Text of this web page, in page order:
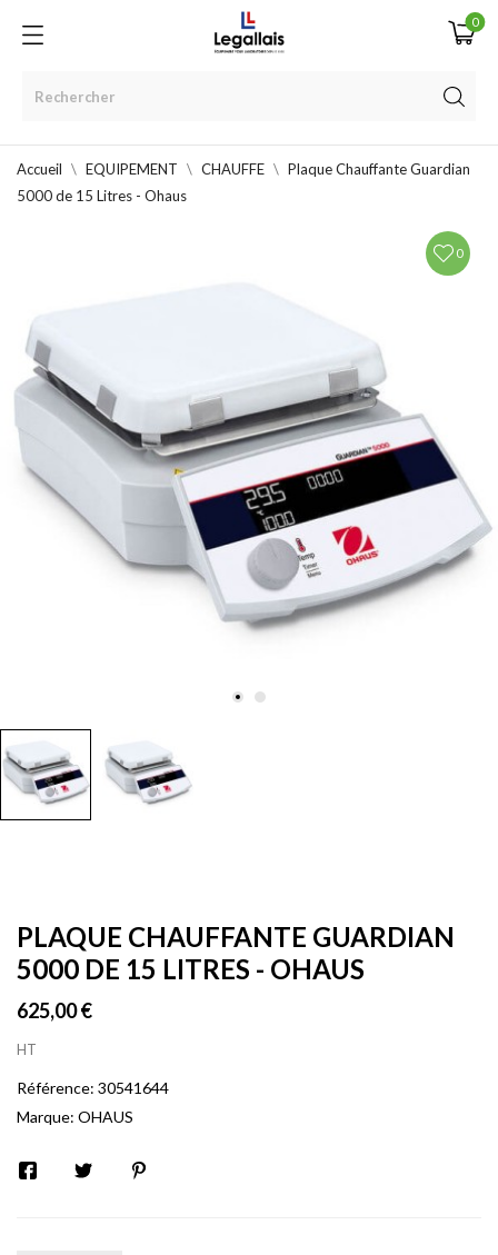
0
Accueil EQUIPEMENT CHAUFFE
Plaque Chauffante Guardian
5000 de 15 Litres - Ohaus
0
PLAQUE CHAUFFANTE GUARDIAN
5000 DE 15 LITRES - OHAUS
625,00 €
HT
Référence: 30541644
Marque: OHAUS